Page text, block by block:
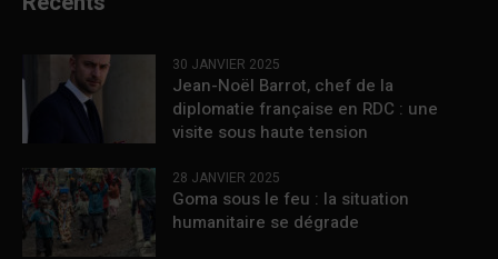
30 JANVIER 2025
Jean-Noël Barrot, chef de la
diplomatie française en RDC : une
visite sous haute tension
28 JANVIER 2025
Goma sous le feu : la situation
humanitaire se dégrade